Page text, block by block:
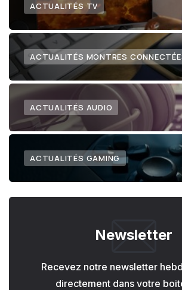
ACTUALITÉS TV
ACTUALITÉS MONTRES
ACTUALITÉS AUDIO
ACTUALITÉS GAMING
Newsletter
Recevez notre newsletter
directement dans votre